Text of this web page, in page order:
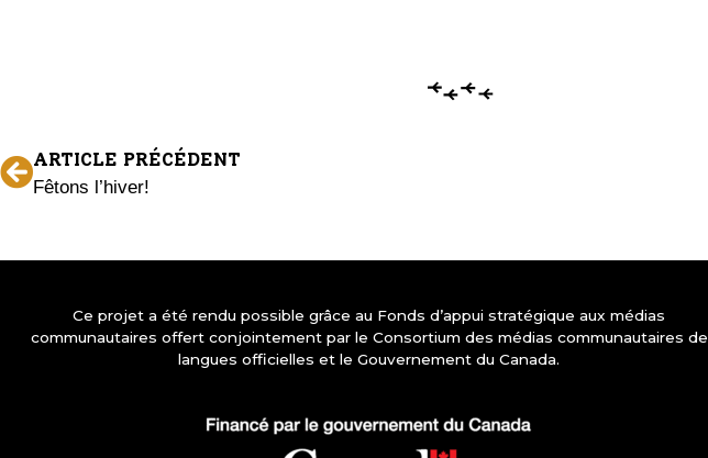
ARTICLE PRÉCÉDENT
Fêtons l’hiver!
Ce projet a été rendu possible grâce au Fonds d’appui stratégique aux médias
communautaires offert conjointement par le Consortium des médias communautaires de
langues officielles et le Gouvernement du Canada.